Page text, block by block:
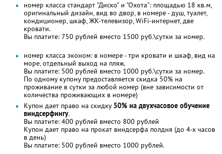
номер класса стандарт "Диско" и "Охота": площадью 18 кв.м,
оригинальный дизайн, вид во двор, в номере - душ, туалет,
кондиционер, шкаф, ЖК-телевизор, WiFi-интернет, две
кровати.
Вы платите: 750 рублей вместо 1500 руб.\сутки за номер.
номер класса эконом: в номере - три кровати и шкаф, вид на
море, отдельный выход на пляж.
Вы платите: 500 рублей вместо 1000 руб.\сутки за номер.
По одному купону предоставляется скидка 50% на
проживание в сутки за любой номер (вне зависимости от
количества проживающих в номере)
Купон дает право на скидку 50% на двухчасовое обучение
виндсерфингу.
Вы платите: 400 рублей вместо 800 рублей
Купон дает право на прокат виндсерфа полдня (до 4-х часов
в день)
Вы платите: 500 рублей вместо 1000 рублей.